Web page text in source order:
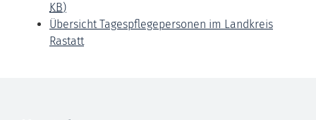
KB)
Übersicht Tagespflegepersonen im Landkreis
Rastatt